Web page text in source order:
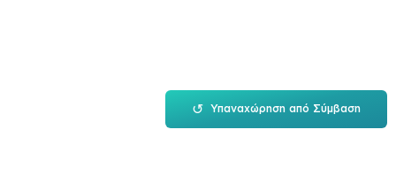
↺ Υπαναχώρηση από Σύμβαση